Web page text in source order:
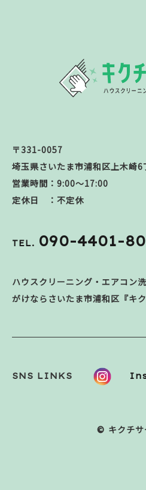
〒331-0057
埼玉県さいたま市浦和区上木崎
営業時間：9:00～17:00
定休日 ：不定休
TEL. 090-4401-
ハウスクリーニング・エアコン
がけならさいたま市浦和区『キ
SNS LINKS
© キクチサ